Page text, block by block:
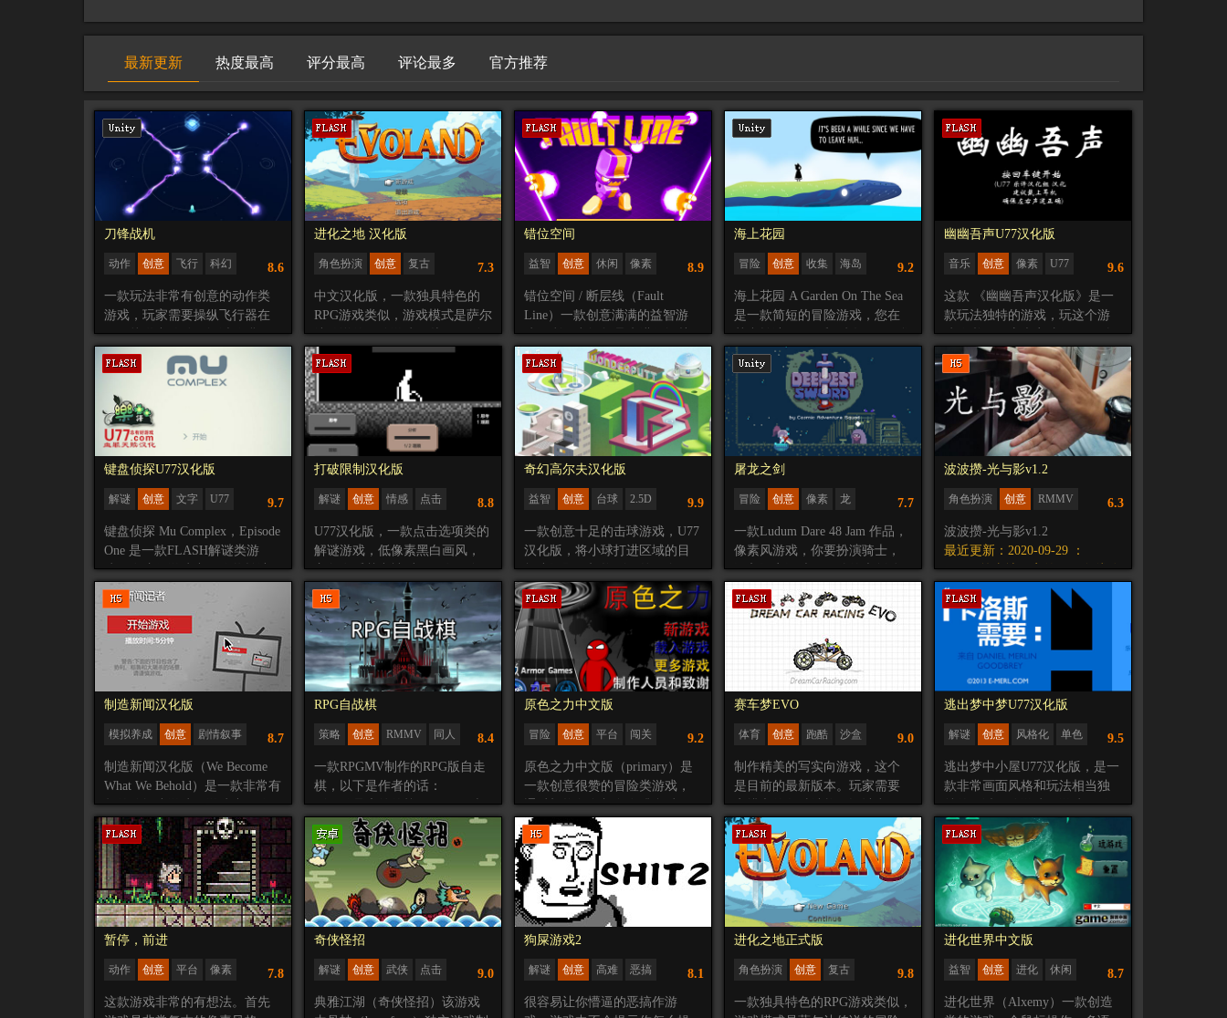
最新更新 热度最高 评分最高 评论最多 官方推荐
刀锋战机
8.6
动作 创意 飞行
科幻
反应
休闲 闯关
一款玩法非常有创意的动作类
游戏，玩家需要操纵飞行器在
圆形轨道中移动、闪避陷阱及
敌人的攻击，对操作要求有些
高。
进化之地 汉化版
7.3
角色扮演 创意
复古
进化
像素 汉化 冒险
中文汉化版，一款独具特色的
RPG游戏类似，游戏模式是萨尔
达传说的冒险游戏。从画面到
音乐效果，甚至各种游戏设定
都会随着游戏的发展逐步升
级，正式版补全了完整的剧情
以及3D部分，游戏后期画面将
成为3D效果。非常震撼。
错位空间
8.9
益智 创意 休闲
像素
Nitrome
错位空间 / 断层线（Fault
Line）一款创意满满的益智游
戏，利用空间折叠来进行闯关
的玩法非有趣，希望大家不要
错过。
海上花园
9.2
冒险 创意 收集
海岛
平台
海上花园 A Garden On The Sea
是一款简短的冒险游戏，您在
其中扮演 Elliot 和 鲸鱼Lori，您
必须帮助他们找到新家，潜
水、探索并照料的花园，揭开
关于恐惧、成长和海洋中的故
这是一款3周内为 GreatSpringGa
meJam2021 制作的独立游戏。
幽幽吾声U77汉化版
9.6
音乐 创意 像素 U77
这款 《幽幽吾声汉化版》是一
款玩法独特的游戏，玩这个游
戏你必须开启声音才行，聆听
将是进行这款游戏最好的方
式，也是前行过程中比不可少
的东西。
独特的意境也让游戏拥有完全
不同于以往的游戏体验。
在《幽幽吾声》中，当世界变
成黑色的废墟，而你成为视线
所及之内唯一的生存者，是不
是感觉到无尽的孤独？但如果
你停下脚步细心聆听，你会听
到世界在对你说话……
在游戏中你可以移动，甚至可
以快跑，但游戏中的大部分时
间，你应该停着聆听。
在不断移动中，你只能听到刺
耳的风声。但当你停下，你会
听到音乐。随着音乐的提示，
你才能在废墟般的世界中寻找
出路。
近站立太久，会有危险……
键盘侦探U77汉化版
9.7
解谜 创意 文字
U77
汉化
键盘侦探 Mu Complex，Episode
One 是一款FLASH解谜类游
戏，在这款游戏中，你将扮演
一个黑客，你要做的就是潜入
一家公司的电脑系统，目的到
底是什么？想要知道答案就自
己去解开谜题吧！由于本游戏
的亮点就是仿Linux的命令操
作，所以游戏中并未对系统命
令和主机名进行汉化，只汉化
了键盘侦探剧情和帮助信息等
内容，请各位玩家知悉。
大概玩法：
进入系统界面后
可以查看帮助指令。
login为登录命令
password 为查看密码
之后的行动就留给你发掘了。
打破限制汉化版
8.8
解谜 创意 情感
点击
单色
U77
U77汉化版，一款点击选项类的
解谜游戏，低像素黑白画风，
主角在睡梦中被叫醒，发现身
处一个陌生的环境，但他想不
起来自己是怎么来到这里的，
通过深入的思考和分析发现居
然是被困在一个没有窗户，没
有门的房子里。经过仔细的推
敲，发现这个房子是一个独立
的奇怪世界，能幻化出想到的
一切事物，我们的主角是会沉
浸在这个奇怪的世界还是回到
自己真实的世界？
奇幻高尔夫汉化版
9.9
益智 创意 台球
2.5D
U77
一款创意十足的击球游戏，U77
汉化版，将小球打进区域的目
标小洞即可切换到另外一个区
域。
U77店长推荐：画面优美，音乐
令人放松，非常适合放松的时
候玩，在加上那打高尔夫场地
的生成方式是如此的不可思
议，令人感觉这游戏的设计者
真是太有想法了，所以这款游
戏绝对不可错过。
屠龙之剑
7.7
冒险 创意 像素 龙
一款Ludum Dare 48 Jam 作品，
像素风游戏，你要扮演骑士，
深入洞穴深处，用他的大剑杀
死一条恶龙，操作难度还是挺
高，主要角色无法跳跃，只能
上更高的平台。
制作组：Vu Ha – 代码& 声效、
Rose Peng – 美术、Johan Soriao
– 音乐
波波攒-光与影v1.2
6.3
角色扮演 创意
RMMV
剧情叙事
波波攒-光与影v1.2
最近更新：2020-09-29 ：
1.不跟简去地下室的另一条线路
（if线）
2.新cg
3.新的战斗（人物：日本忍者由
纪夫）
4.新的技能【吸取】
5.新的玩法【属性冲突】（手机
版不能玩）
理念独特并且可玩性高，使用
传统拍手游戏为蓝本，人物效
果多样
不同的选择决定了不同的结
局，游戏性和可玩性高。
是一款RMMV制作的回合制
RPG游戏，本游戏制作蓝本为大
家小学时代最受欢迎的游戏波
波攒。黑神与白神博弈，将自
身的灵魂赋予少年少女之中，
不断重复着这个虚无的世界，
直至少年少女互相杀死彼此为
止两神的博
制造新闻汉化版
8.7
模拟养成 创意
剧情叙事
经营
治愈 汉化
制造新闻汉化版（We Become
What We Behold）是一款非常有
趣的休闲小游戏。游戏中，你
将作为一名职业记者，为了寻
找新鲜的事情，你需要到到大
街上抓拍路人，拍到一些有趣
的画面，会引起群众的反应，
比如让圆帽变成潮流，让情侣
告诉大家有爱等。这款游戏中
玩家可玩的内容只是扮演记者
拍照，拍游戏内的小人，但是
游戏的剧情方面确实很有深意
的讽刺了新闻圈。整个世界中
RPG自战棋
8.4
策略 创意 RMMV 同人
一款RPGMV制作的RPG版自走
棋，以下是作者的话：
刚开始是魔兽的战三国，那时
候还看不懂，也没玩过，后来
DOTA2出了个自走棋，玩了玩
也玩的不是很懂，但是莫名其
妙的火起来了，然而现在英雄
联盟也出了个山顶下棋模式，
看了很久看懂了很多地方，突
发奇想用RPGMV做一个类似的
游戏模式，现在已经开始测试
第1版。
游戏分为4个职业，每种职业有
原色之力中文版
9.2
冒险 创意 平台
闯关
汉化
原色之力中文版（primary）是
一款创意很赞的冒险类游戏，
通过切换角色颜色在跳台过程
中做出反应动作，再利用3种角
色颜色各自不同的技能来组合
搭配闯关。游戏的教学模式不
仅搭配了全程的教程语音解
说，而且还会在每个关键点播
放提示动画，因此前期的关卡
玩的会比较顺畅流利。
角色技能介绍：
蓝色小人和红色小人的特殊技
能都是用空格键释放。
赛车梦EVO
9.0
体育 创意 跑酷
沙盒
赛车
风格化
制作精美的写实向游戏，这个
是目前的最新版本。玩家需要
安排车的各种结构，设计出尽
可能跑的远的车。比较有创意
的部分是，玩家可以操纵骑手
前倾或者后倾来调整重心，避
免翻车。
逃出梦中梦U77汉化版
9.5
解谜 创意 风格化
单色
U77
逃出梦中小屋U77汉化版，是一
款非常画面风格和玩法相当独
特的解谜冒险游戏，游戏开始
后玩家进入神秘的梦境，每一
次你以为你醒来了之后却发现
又在另一个梦境中，你要控制
主角逃出所有的梦境，耐人寻
味的故事剧情和独特的玩法相
信可以吸引你。游戏主要分为
三块，左边的“卡洛斯需要”是你
要做的事情，中间是你行走的
区域，而右边的“在口袋里”表示
你当前所拥有的道具。玩家要
暂停，前进
7.8
动作 创意 平台 像素
这款游戏非常的有想法。首先
奇侠怪招
9.0
解谜 创意 武侠
点击
恶搞
典雅江湖（奇侠怪招）该游戏
狗屎游戏2
8.1
解谜 创意 高难 恶搞
很容易让你懵逼的恶搞作游
进化之地正式版
9.8
角色扮演 创意
复古
进化
像素
一款独具特色的RPG游戏类似，
进化世界中文版
8.7
益智 创意 进化 休闲
进化世界（Alxemy）一款创造